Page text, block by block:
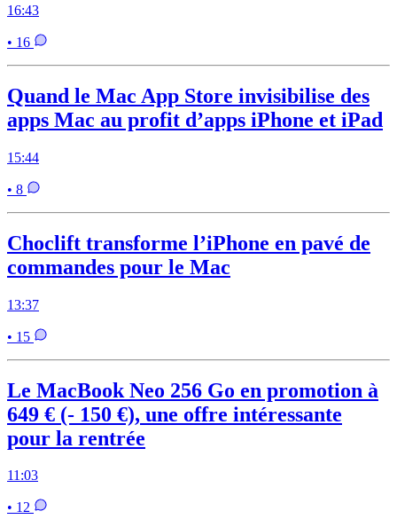
16:43
• 16
Quand le Mac App Store invisibilise des
apps Mac au profit d’apps iPhone et iPad
15:44
• 8
Choclift transforme l’iPhone en pavé de
commandes pour le Mac
13:37
• 15
Le MacBook Neo 256 Go en promotion à
649 € (- 150 €), une offre intéressante
pour la rentrée
11:03
• 12